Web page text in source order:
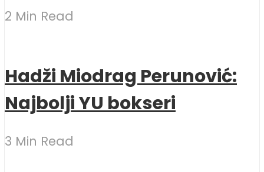
2 Min Read
Hadži Miodrag Perunović:
Najbolji YU bokseri
3 Min Read